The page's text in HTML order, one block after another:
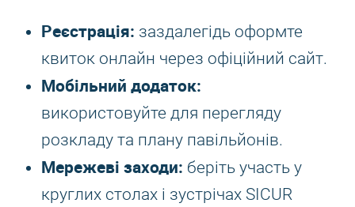
Реєстрація: заздалегідь оформте
квиток онлайн через офіційний сайт.
Мобільний додаток:
використовуйте для перегляду
розкладу та плану павільйонів.
Мережеві заходи: беріть участь у
круглих столах і зустрічах SICUR